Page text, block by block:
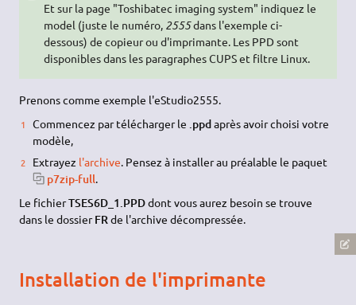
Et sur la page "Toshibatec imaging system" indiquez le
model (juste le numéro, 2555dans l'exemple ci-
dessous) de copieur ou d'imprimante. Les PPD sont
disponibles dans les paragraphes CUPS et filtre Linux.
Prenons comme exemple l'eStudio2555.
Commencez par télécharger le .ppdaprès avoir choisi votre
modèle,
Extrayez l'archive. Pensez à installer au préalable le paquet
p7zip-full.
Le fichierTSES6D_1.PPDdont vous aurez besoin se trouve
dans le dossierFRde l'archive décompressée.
Installation de l'imprimante